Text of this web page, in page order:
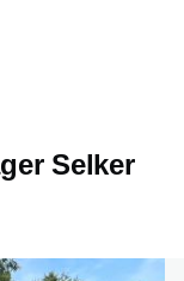
Selker